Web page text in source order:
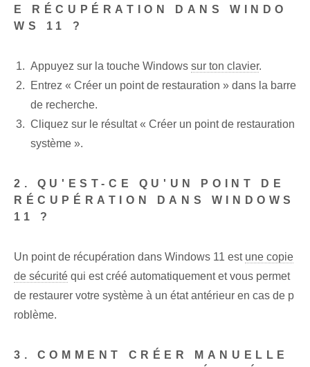
E RÉCUPÉRATION DANS WINDO
WS 11 ?
Appuyez sur la touche Windows sur ton clavier.
Entrez « Créer un point de restauration » dans la barre
de recherche.
Cliquez sur le résultat « Créer un point de restauration
système ».
2. QU'EST-CE QU'UN POINT DE
RÉCUPÉRATION DANS WINDOWS
11 ?
Un point de récupération dans Windows 11 est une copie
de sécurité qui est créé automatiquement et vous permet
de restaurer votre système à un état antérieur en cas de p
roblème.
3. COMMENT CRÉER MANUELLE